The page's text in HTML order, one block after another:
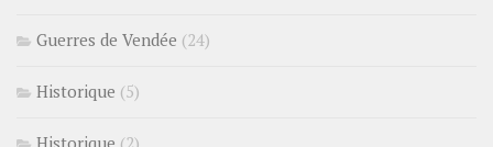
Guerres de Vendée (24)
Historique (5)
Historique (2)